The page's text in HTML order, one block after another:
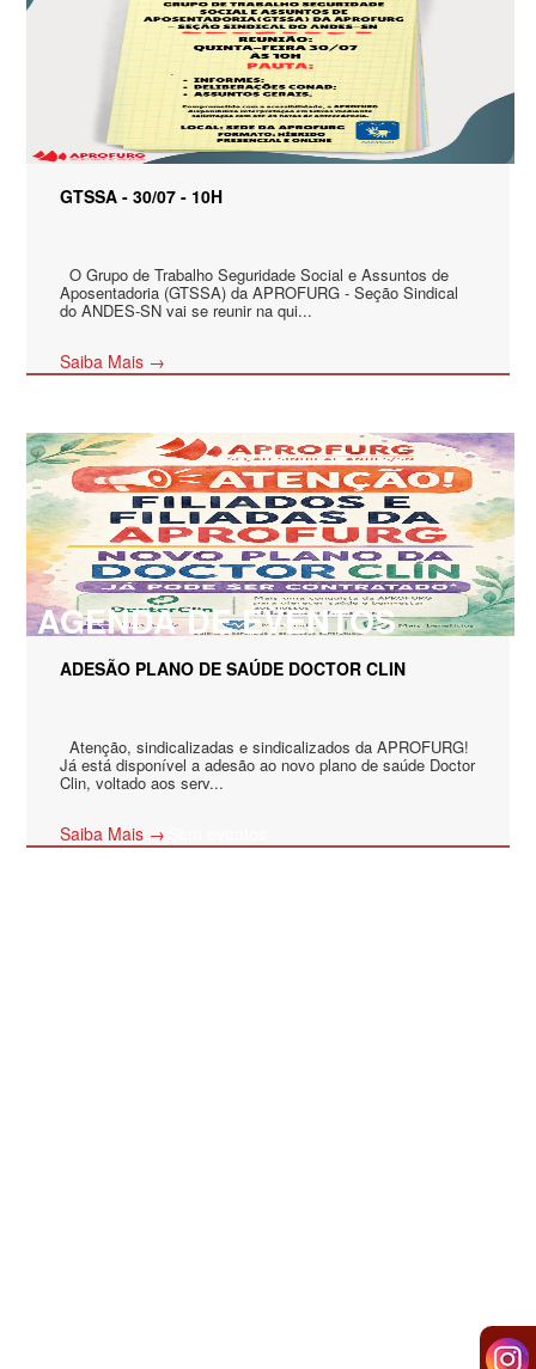
GTSSA - 30/07 - 10H
O Grupo de Trabalho Seguridade Social e Assuntos de
Aposentadoria (GTSSA) da APROFURG - Seção Sindical
do ANDES-SN vai se reunir na qui...
Saiba Mais →
ADESÃO PLANO DE SAÚDE DOCTOR CLIN
Atenção, sindicalizadas e sindicalizados da APROFURG!
Já está disponível a adesão ao novo plano de saúde Doctor
Clin, voltado aos serv...
Saiba Mais →
AGENDA DE EVENTOS